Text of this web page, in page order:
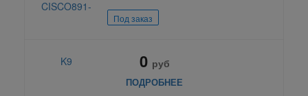
Под заказ
0 руб
ПОДРОБНЕЕ